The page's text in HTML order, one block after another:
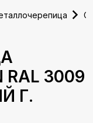
3009
Г.